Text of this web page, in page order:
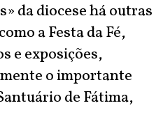
da diocese há outras
a Festa da Fé,
e exposições,
o importante
de Fátima,